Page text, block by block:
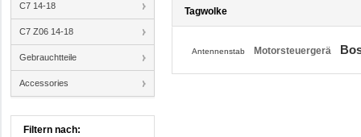
C7 14-18
C7 Z06 14-18
Gebrauchtteile
Accessories
Filtern nach:
Tagwolke
Antennenstab Motorsteuergerä